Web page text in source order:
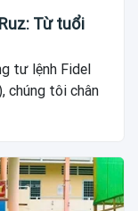
Từ tuổi
tư lệnh Fidel
chúng tôi chân